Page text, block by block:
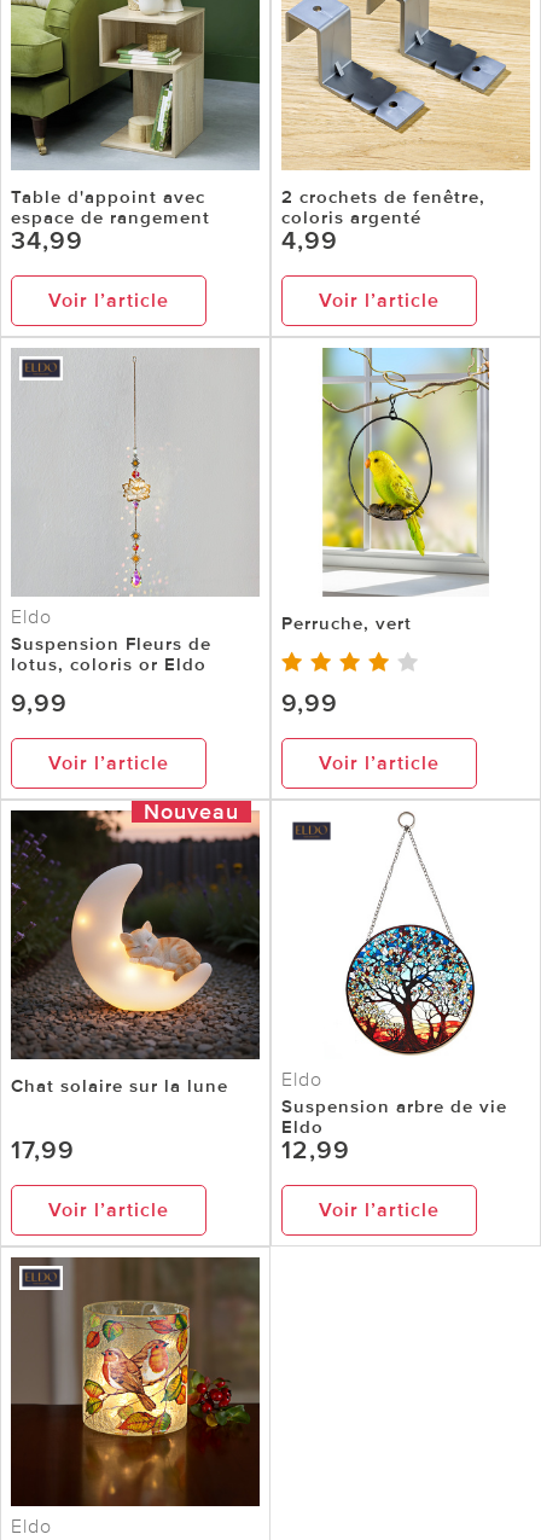
Table d'appoint avec
espace de rangement
34,99
Voir l’article
2 crochets de fenêtre,
coloris argenté
4,99
Voir l’article
Eldo
Suspension Fleurs de
lotus, coloris or Eldo
9,99
Voir l’article
Perruche, vert
9,99
Voir l’article
Nouveau
Chat solaire sur la lune
17,99
Voir l’article
Eldo
Suspension arbre de vie
Eldo
12,99
Voir l’article
Eldo